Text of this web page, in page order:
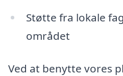
Støtte fra lokale
området
Ved at benytte vores